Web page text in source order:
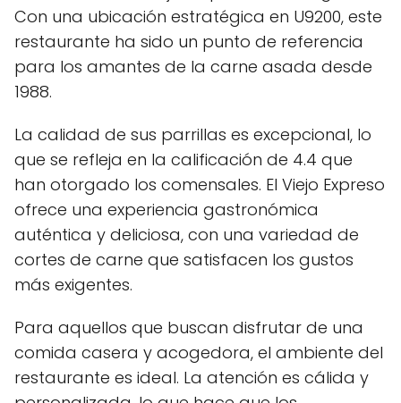
Con una ubicación estratégica en U9200, este
restaurante ha sido un punto de referencia
para los amantes de la carne asada desde
1988.
La calidad de sus parrillas es excepcional, lo
que se refleja en la calificación de 4.4 que
han otorgado los comensales. El Viejo Expreso
ofrece una experiencia gastronómica
auténtica y deliciosa, con una variedad de
cortes de carne que satisfacen los gustos
más exigentes.
Para aquellos que buscan disfrutar de una
comida casera y acogedora, el ambiente del
restaurante es ideal. La atención es cálida y